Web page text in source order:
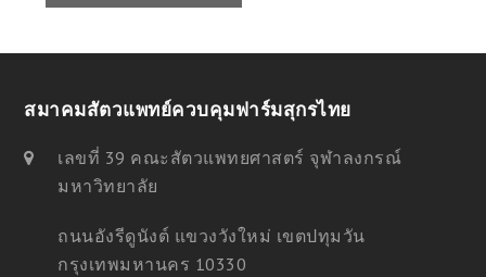
สมาคมสัตวแพทย์ควบคุมฟาร์มสุกรไทย
เลขที่ 39 คณะสัตวแพทยศาสตร์ จุฬาลงกรณ์
มหาวิทยาลัย
ถนนอังรีดูนังต์ แขวงวังใหม่ เขตปทุมวัน
กรุงเทพมหานคร 10330